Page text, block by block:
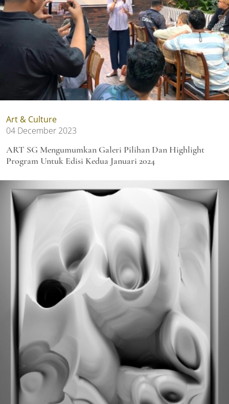
Art & Culture
04 December 2023
ART SG Mengumumkan Galeri Pilihan Dan Highlight
Program Untuk Edisi Kedua Januari 2024